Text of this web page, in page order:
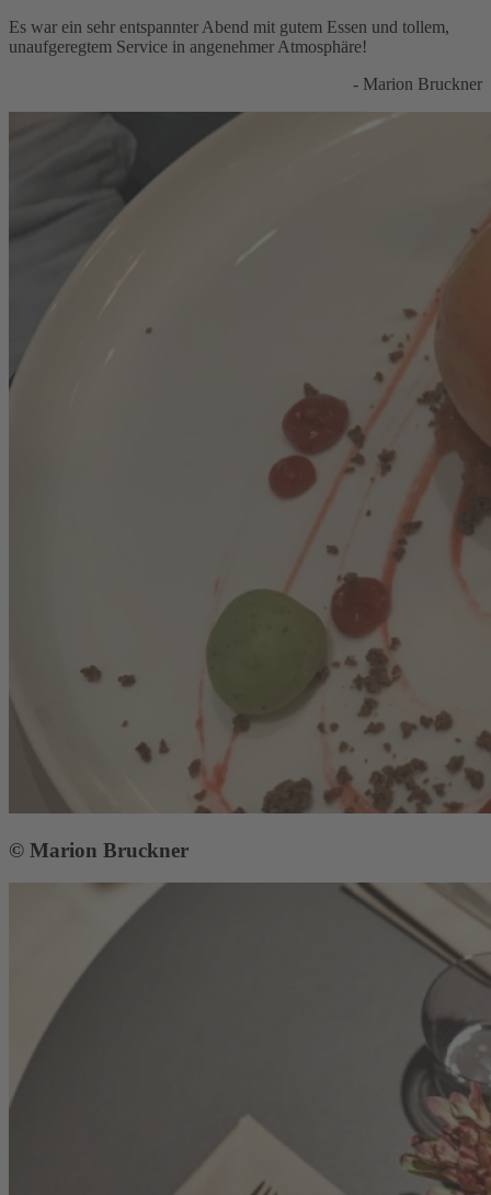
Es war ein sehr entspannter Abend mit gutem Essen und tollem,
unaufgeregtem Service in angenehmer Atmosphäre!
- Marion Bruckner
© Marion Bruckner